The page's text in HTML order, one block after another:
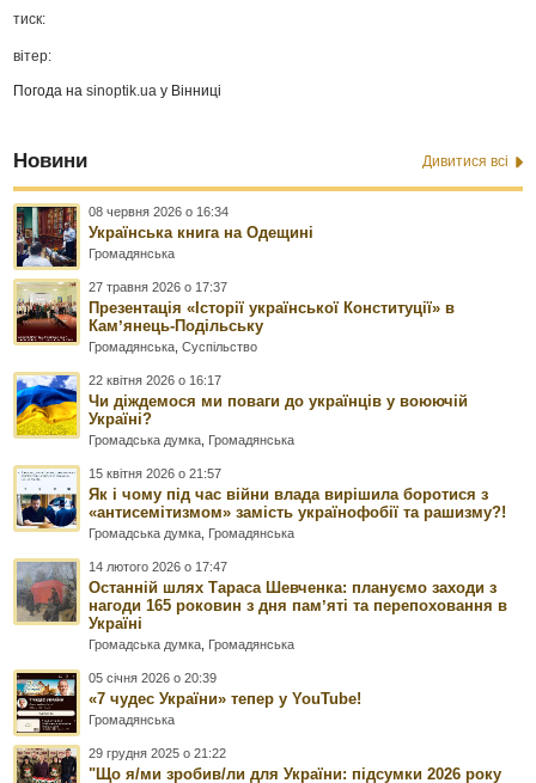
тиск:
вітер:
Погода наsinoptik.ua у Вінниці
Новини Дивитися всі
08 червня 2026 о 16:34
Українська книга на Одещині
Громадянська
27 травня 2026 о 17:37
Презентація «Історії української Конституції» в
Камʼянець-Подільську
Громадянська ,Суспільство
22 квітня 2026 о 16:17
Чи діждемося ми поваги до українців у воюючій
Україні?
Громадська думка Громадянська
15 квітня 2026 о 21:57
Як і чому під час війни влада вирішила боротися з
«антисемітизмом» замість українофобії та рашизму?!
Громадська думка Громадянська
14 лютого 2026 о 17:47
Останній шлях Тараса Шевченка: плануємо заходи з
нагоди 165 роковин з дня памʼяті та перепоховання в
Україні
Громадська думка Громадянська
05 січня 2026 о 20:39
«7 чудес України» тепер у YouTube!
Громадянська
29 грудня 2025 о 21:22
"Що я/ми зробив/ли для України: підсумки 2026 року